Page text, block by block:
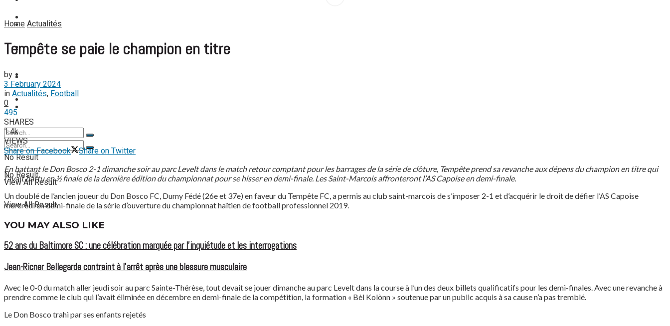
BASKETBALL
No Result
View All Result
FOOT EXPATRIÉS
BASKETBALL
TENNIS DE TABLE
No Result
View All Result
Home Actualités
Tempête se paie le champion en titre
by
3 February 2024
in Actualités, Football
0
495
SHARES
1.4k
VIEWS
Share on Facebook
Share on Twitter
En battant le Don Bosco 2-1 dimanche soir au parc Levelt dans le match retour comptant pour les barrages de la série de clôture, Tempête prend sa revanche aux dépens du champion en titre qui
l’avait battu en ½ finale de la dernière édition du championnat pour se hisser en demi-finale. Les Saint-Marcois affronteront l’AS Capoise en demi-finale.
Un doublé de l’ancien joueur du Don Bosco FC, Dumy Fédé (26e et 37e) en faveur du Tempête FC, a permis au club saint-marcois de s’imposer 2-1 et d’acquérir le droit de défier l’AS Capoise
mercredi en demi-finale de la série d’ouverture du championnat haïtien de football professionnel 2019.
YOU MAY ALSO LIKE
52 ans du Baltimore SC : une célébration marquée par l’inquiétude et les interrogations
Jean-Ricner Bellegarde contraint à l’arrêt après une blessure musculaire
Avec le 0-0 du match aller jeudi soir au parc Sainte-Thérèse, tout devait se jouer dimanche au parc Levelt dans la course à l’un des deux billets qualificatifs pour les demi-finales. Avec une revanche à
prendre comme le club qui l’avait éliminée en décembre en demi-finale de la compétition, la formation « Bèl Kolònn » soutenue par un public acquis à sa cause n’a pas tremblé.
Le Don Bosco trahi par ses enfants rejetés